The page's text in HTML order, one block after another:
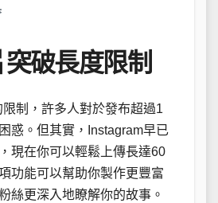
破長度限制
制，許多人對於發布超過1
惑。但其實，Instagram早已
現在你可以輕鬆上傳長達60
功能可以幫助你製作更豐富
絲更深入地瞭解你的故事。